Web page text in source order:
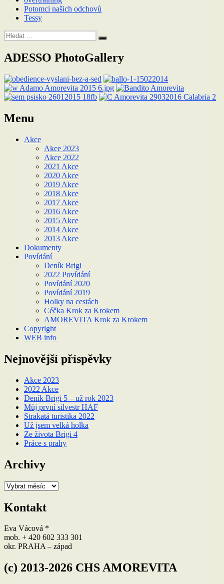
Potomci našich odchovů
Tessy
Hledat:
Hledání
ADESSO PhotoGallery
Menu
Akce
Akce 2023
Akce 2022
2021 Akce
2020 Akce
2019 Akce
2018 Akce
2017 Akce
2016 Akce
2015 Akce
2014 Akce
2013 Akce
Dokumenty
Povídání
Deník Brigi
2022 Povídání
Povídání 2020
Povídání 2019
Holky na cestách
Céčka Krok za Krokem
AMOREVITA Krok za Krokem
Copyright
WEB info
Nejnovější příspěvky
Akce 2023
2022 Akce
Deník Brigi 5 – už rok 2023
Můj první silvestr HAF
Strakatá turistika 2022
Už jsem velká holka
Ze života Brigi 4
Práce s prahy
Archivy
Archivy
Kontakt
Eva Vácová *
mob. + 420 602 333 301
okr. PRAHA – západ
(c) 2013-2026 CHS AMOREVITA